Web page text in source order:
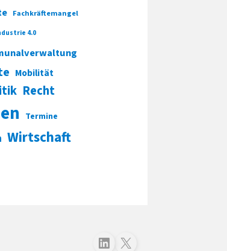
Fachkräftemangel
4.0
Mobilität
Recht
Termine
Wirtschaft
Folgen Sie uns auf LinkedInFolgen Sie uns auf X (Twitter)